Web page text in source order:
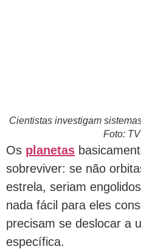
Cientistas investigam
Foto:
Os planetas
sobreviver: se não
estrela, seriam
nada fácil para eles
precisam se deslocar a
específica.